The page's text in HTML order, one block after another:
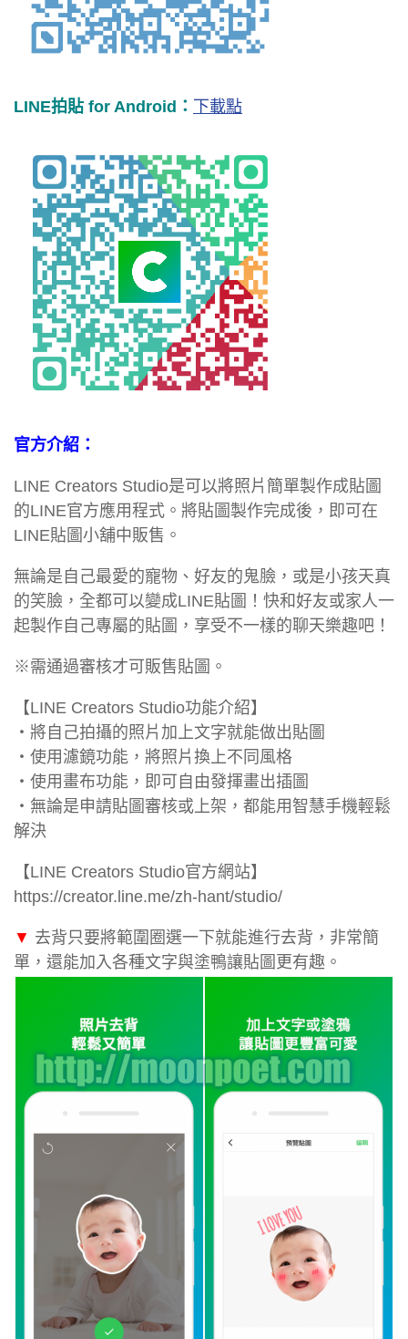
LINE拍貼 for Android： 下載點
官方介紹：
LINE Creators Studio是可以將照片簡單製作成貼圖
的LINE官方應用程式。將貼圖製作完成後，即可在
LINE貼圖小舖中販售。
無論是自己最愛的寵物、好友的鬼臉，或是小孩天真
的笑臉，全都可以變成LINE貼圖！快和好友或家人一
起製作自己專屬的貼圖，享受不一樣的聊天樂趣吧！
※需通過審核才可販售貼圖。
【LINE Creators Studio功能介紹】
・將自己拍攝的照片加上文字就能做出貼圖
・使用濾鏡功能，將照片換上不同風格
・使用畫布功能，即可自由發揮畫出插圖
・無論是申請貼圖審核或上架，都能用智慧手機輕鬆
解決
【LINE Creators Studio官方網站】
https://creator.line.me/zh-hant/studio/
▼ 去背只要將範圍圈選一下就能進行去背，非常簡
單，還能加入各種文字與塗鴨讓貼圖更有趣。